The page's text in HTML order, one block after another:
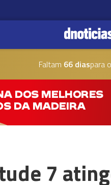
Faltam 66 diaspara
7